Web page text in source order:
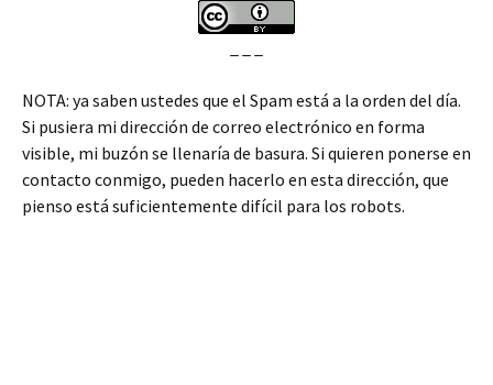
NOTA: ya saben ustedes que el Spam está a la orden del día.
Si pusiera mi dirección de correo electrónico en forma
visible, mi buzón se llenaría de basura. Si quieren ponerse en
contacto conmigo, pueden hacerlo en esta dirección, que
pienso está suficientemente difícil para los robots.